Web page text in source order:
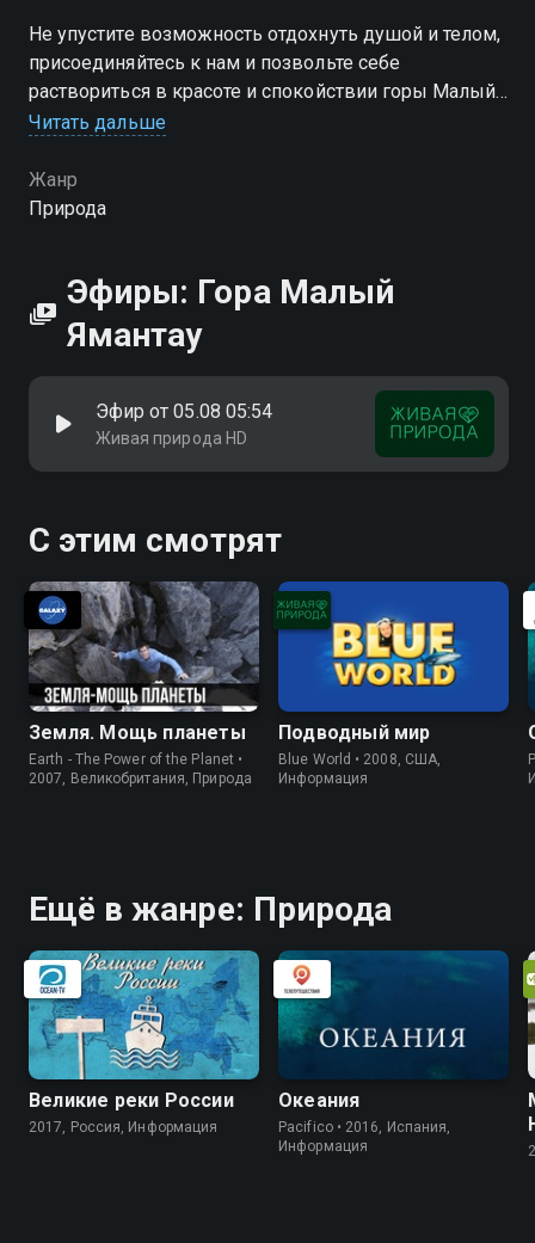
Не упустите возможность отдохнуть душой и телом,
присоединяйтесь к нам и позвольте себе
раствориться в красоте и спокойствии горы Малый
Ямантау
Читать дальше
Жанр
Природа
Эфиры: Гора Малый
Ямантау
Эфир от 05.08 05:54
Живая природа HD
С этим смотрят
Земля. Мощь планеты
Earth - The Power of the Planet •
2007, Великобритания, Природа
Подводный мир
Blue World • 2008, США,
Информация
Ещё в жанре: Природа
Великие реки России
2017, Россия, Информация
Океания
Pacifico • 2016, Испания,
Информация